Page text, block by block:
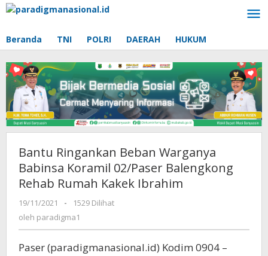
Lewati
Beranda TNI POLRI DAERAH HUKUM
Bantu Ringankan Beban Warganya
Babinsa Koramil 02/Paser Balengkong
Rehab Rumah Kakek Ibrahim
19/11/2021
oleh
paradigma1
-
1529 Dilihat
oleh paradigma1
Paser (paradigmanasional.id) Kodim 0904 –